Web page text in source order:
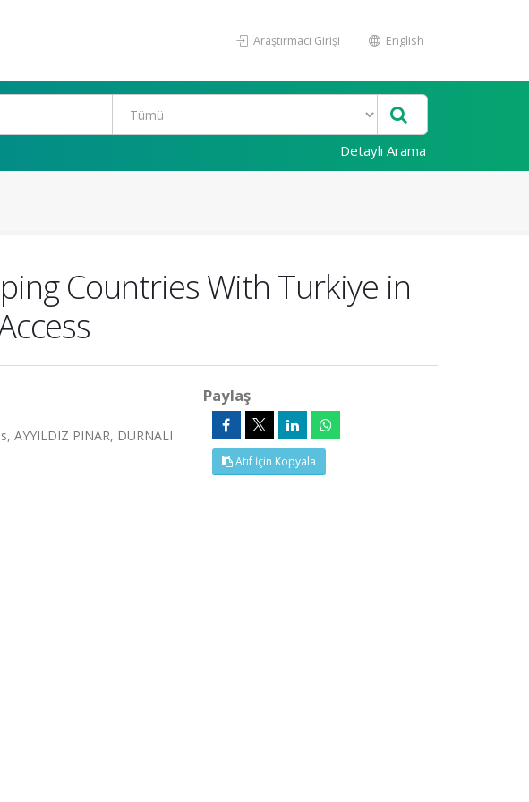
Araştırmacı Girişi English
Detaylı Arama
Countries With Turkiye in
AYYILDIZ PINAR, DURNALI
Paylaş
Atıf İçin Kopyala